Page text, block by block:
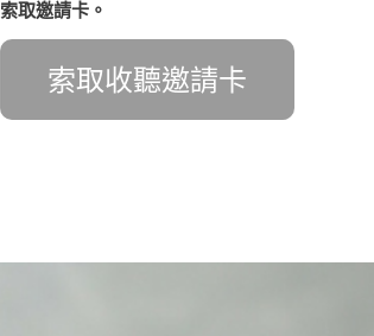
索取邀請卡。
索取收聽邀請卡